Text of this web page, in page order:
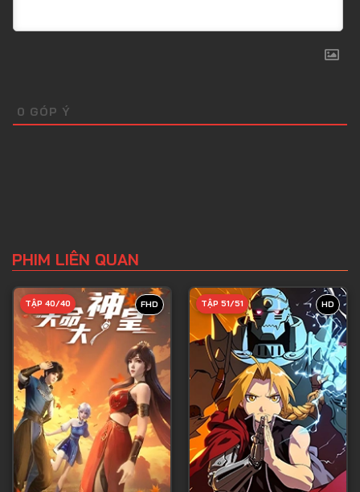
0 GÓP Ý
PHIM LIÊN QUAN
FHD
TẬP 40/40 HD
TẬP 51/51